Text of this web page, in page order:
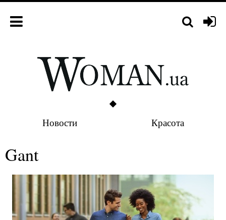
Новости Красота
Gant